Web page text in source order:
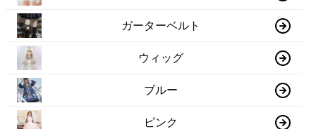
ガーターベルト
ウィッグ
ブルー
ピンク